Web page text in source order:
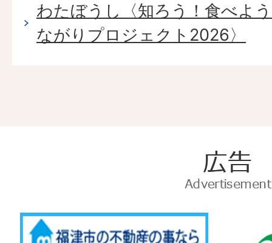
わたぼうし〈知ろう！食べよ
ながりプロジェクト2026〉
告